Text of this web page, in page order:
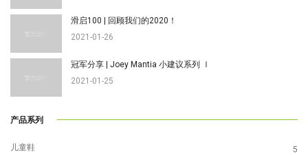
滑启100 | 回顾我们的2020！
2021-01-26
冠军分享 | Joey Mantia 小建议系列 Ⅰ
2021-01-25
产品系列
儿童鞋 5